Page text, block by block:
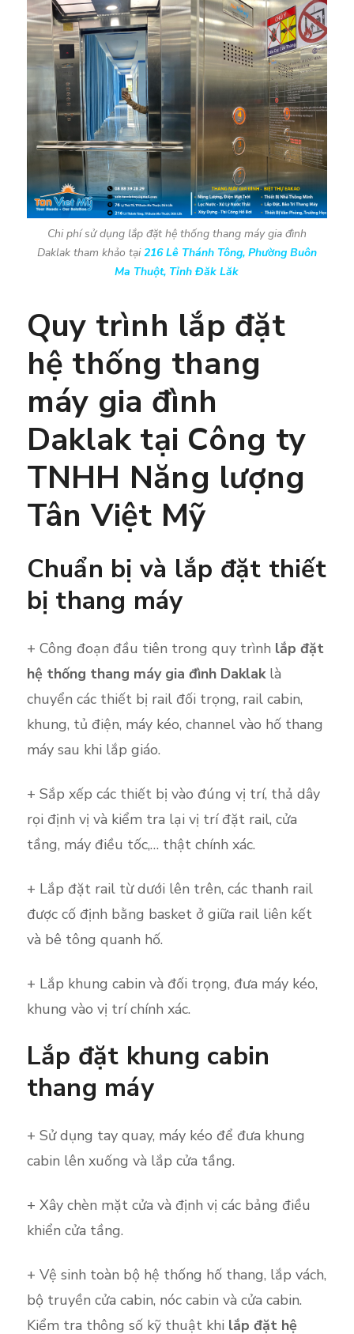
Chi phí sử dụng lắp đặt hệ thống thang máy gia đình
Daklak tham khảo tại216 Lê Thánh Tông, Phường Buôn
Ma Thuột, Tỉnh Đăk Lăk
Quy trình lắp đặt
hệ thống thang
máy gia đình
Daklak tại Công ty
TNHH Năng lượng
Tân Việt Mỹ
Chuẩn bị và lắp đặt thiết
bị thang máy
+ Công đoạn đầu tiên trong quy trình lắp đặt
hệ thống thang máy gia đình Daklaklà
chuyển các thiết bị rail đối trọng, rail cabin,
khung, tủ điện, máy kéo, channel vào hố thang
máy sau khi lắp giáo.
+ Sắp xếp các thiết bị vào đúng vị trí, thả dây
rọi định vị và kiểm tra lại vị trí đặt rail, cửa
tầng, máy điều tốc,… thật chính xác.
+ Lắp đặt rail từ dưới lên trên, các thanh rail
được cố định bằng basket ở giữa rail liên kết
và bê tông quanh hố.
+ Lắp khung cabin và đối trọng, đưa máy kéo,
khung vào vị trí chính xác.
Lắp đặt khung cabin
thang máy
+ Sử dụng tay quay, máy kéo để đưa khung
cabin lên xuống và lắp cửa tầng.
+ Xây chèn mặt cửa và định vị các bảng điều
khiển cửa tầng.
+ Vệ sinh toàn bộ hệ thống hố thang, lắp vách,
bộ truyền cửa cabin, nóc cabin và cửa cabin.
Kiểm tra thông số kỹ thuật khi lắp đặt hệ